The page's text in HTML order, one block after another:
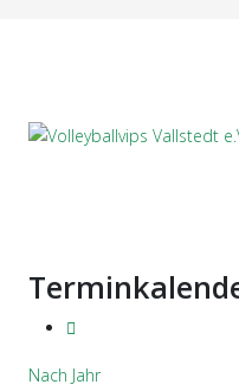
Nach Jahr